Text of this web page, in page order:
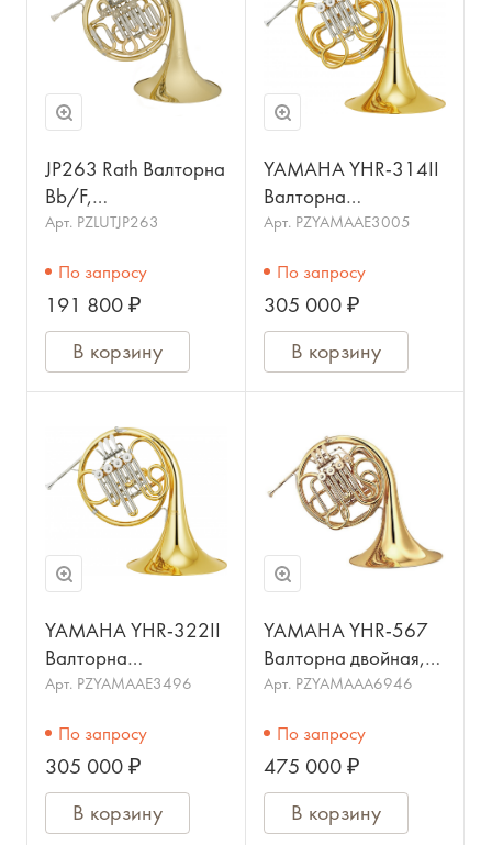
JP263 Rath Валторна
Bb/F,
компенсированная,
Арт. PZLUTJP263
По запросу
191 800 ₽
В корзину
YAMAHA YHR-314II
Валторна
одинарная, строй F
Арт. PZYAMAAE3005
По запросу
305 000 ₽
В корзину
YAMAHA YHR-322II
Валторна
одинарная, строй Bb,
А+
Арт. PZYAMAAE3496
По запросу
305 000 ₽
В корзину
YAMAHA YHR-567
Валторна двойная,
строй F/Bb
Арт. PZYAMAAA6946
По запросу
475 000 ₽
В корзину